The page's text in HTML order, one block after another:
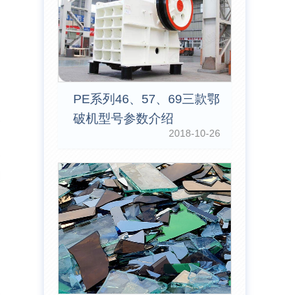
PE系列46、57、69三款鄂
破机型号参数介绍
2018-10-26